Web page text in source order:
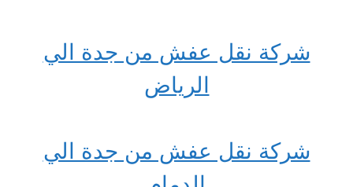
شركة نقل عفش من جدة الي
الرياض
شركة نقل عفش من جدة الي